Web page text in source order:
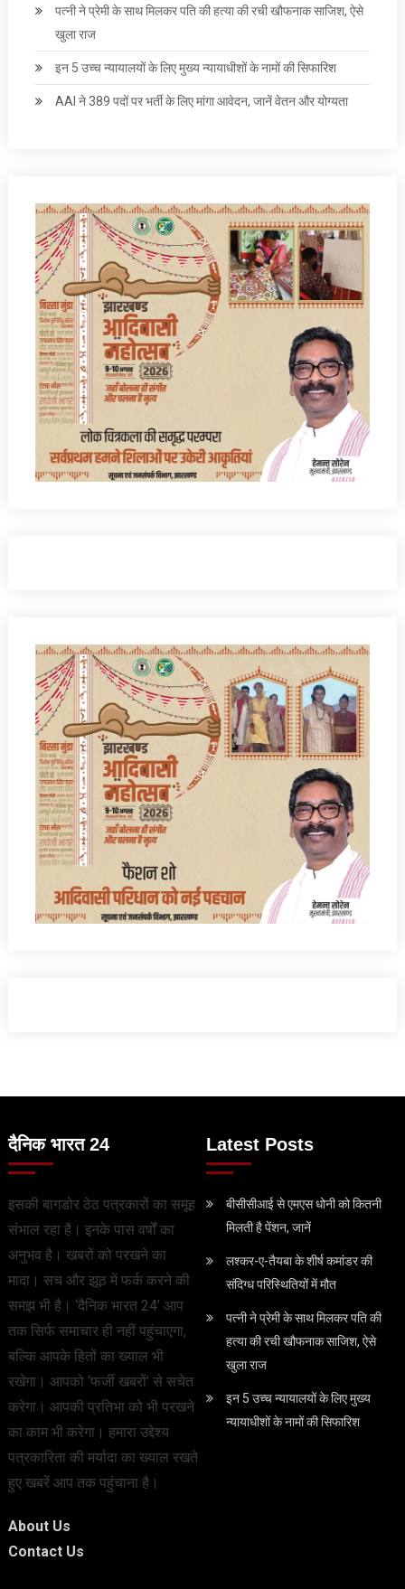
पत्‍नी ने प्रेमी के साथ मिलकर पति की हत्‍या की रची खौफनाक साजिश, ऐसे
खुला राज
इन 5 उच्च न्यायालयों के लिए मुख्य न्यायाधीशों के नामों की सिफारिश
AAI ने 389 पदों पर भर्ती के लिए मांगा आवेदन, जानें वेतन और योग्‍यता
दैनिक भारत 24
इसकी बागडोर ठेठ पत्रकारों का समूह
संभाल रहा है। इनके पास वर्षों का
अनुभव है। खबरों को परखने का
मादा। सच और झूठ में फर्क करने की
समझ भी है। ‘दैनिक भारत 24’ आप
तक सिर्फ समाचार ही नहीं पहुंचाएगा,
बल्कि आपके हितों का ख्याल भी
रखेगा। आपको ‘फर्जी खबरों’ से सचेत
करेगा। आपकी प्रतिभा को भी परखने
का काम भी करेगा। हमारा उद्देश्य
पत्रकारिता की मर्यादा का ख्याल रखते
हुए खबरें आप तक पहुंचाना है।
About Us
Contact Us
Latest Posts
बीसीसीआई से एमएस धोनी को कितनी
मिलती है पेंशन, जानें
लश्कर-ए-तैयबा के शीर्ष कमांडर की
संदिग्ध परिस्थितियों में मौत
पत्‍नी ने प्रेमी के साथ मिलकर पति की
हत्‍या की रची खौफनाक साजिश, ऐसे
खुला राज
इन 5 उच्च न्यायालयों के लिए मुख्य
न्यायाधीशों के नामों की सिफारिश